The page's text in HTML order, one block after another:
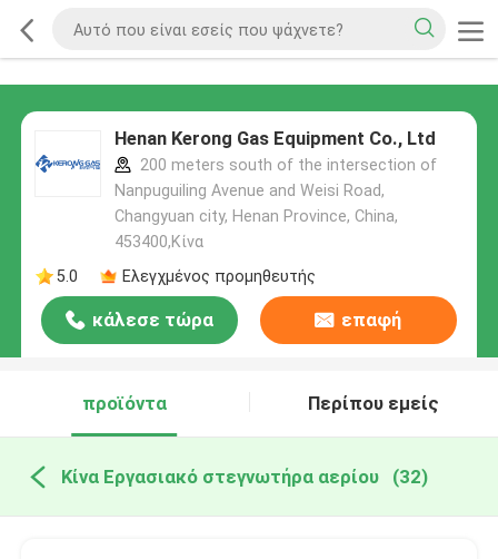
Henan Kerong Gas Equipment Co., Ltd
200 meters south of the intersection of
Nanpuguiling Avenue and Weisi Road,
Changyuan city, Henan Province, China,
453400,Κίνα
5.0
Ελεγχμένος προμηθευτής
κάλεσε τώρα επαφή
προϊόντα Περίπου εμείς
Κίνα Εργασιακό στεγνωτήρα αερίου (32)